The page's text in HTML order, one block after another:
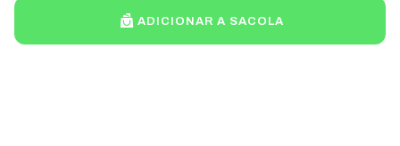
ADICIONAR A SACOLA